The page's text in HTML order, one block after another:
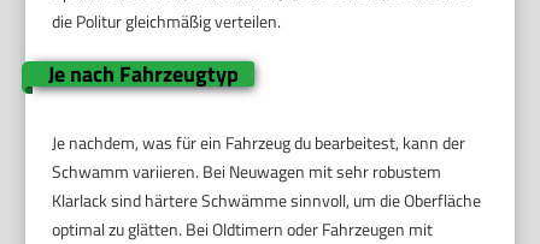
die Politur gleichmäßig verteilen.
Je nach Fahrzeugtyp
Je nachdem, was für ein Fahrzeug du bearbeitest, kann der
Schwamm variieren. Bei Neuwagen mit sehr robustem
Klarlack sind härtere Schwämme sinnvoll, um die Oberfläche
optimal zu glätten. Bei Oldtimern oder Fahrzeugen mit